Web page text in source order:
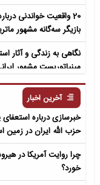
20 واقعیت خواندنی
بازیگر سه‌گانه مشهور
نگاهی به زندگی و آثار
مینیاتوریست مشهور
نگاهی به زندگی و آثار
سمفونی مردگان
آخرین اخبار
خبرسازی درباره
حزب الله ایران در زمین
چرا روایت آمریکا در
خورد؟